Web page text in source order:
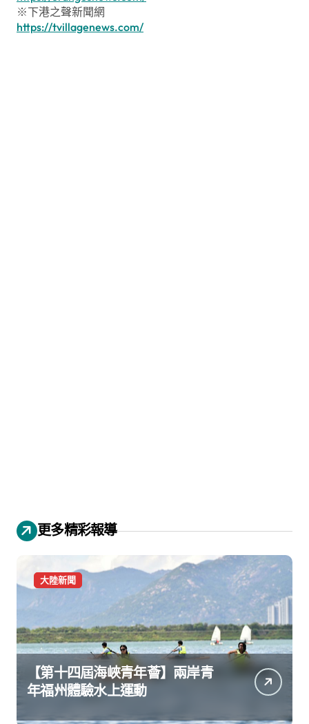
※下港之聲新聞網
https://tvillagenews.com/
更多精彩報導
大陸新聞
【第十四屆海峽青年薈】兩岸青
年福州體驗水上運動